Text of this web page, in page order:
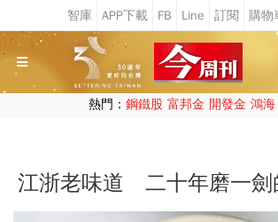
熱門： 鋼鐵股 富邦金 開發金 鴻海
江浙老味道 二十年磨一劍